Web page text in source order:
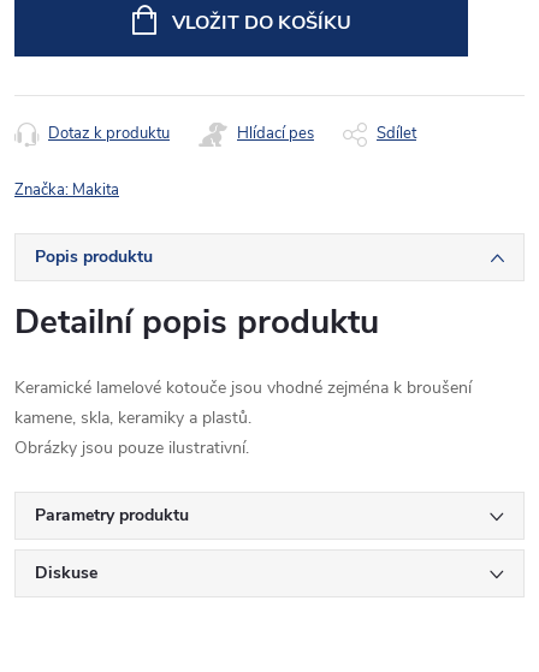
VLOŽIT DO KOŠÍKU
Dotaz k produktu Hlídací pes Sdílet
Značka: Makita
Popis produktu
Detailní popis produktu
Keramické lamelové kotouče jsou vhodné zejména k broušení
kamene, skla, keramiky a plastů.
Obrázky jsou pouze ilustrativní.
Parametry produktu
Diskuse